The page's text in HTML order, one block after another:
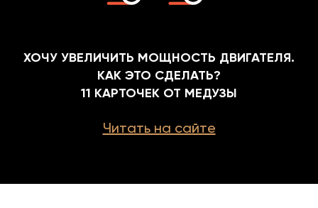
ХОЧУ УВЕЛИЧИТЬ МОЩНОСТЬ ДВИГАТЕЛЯ.
КАК ЭТО СДЕЛАТЬ?
11 КАРТОЧЕК ОТ МЕДУЗЫ
Читать на сайте